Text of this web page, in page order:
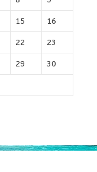
15 16
22 23
29 30